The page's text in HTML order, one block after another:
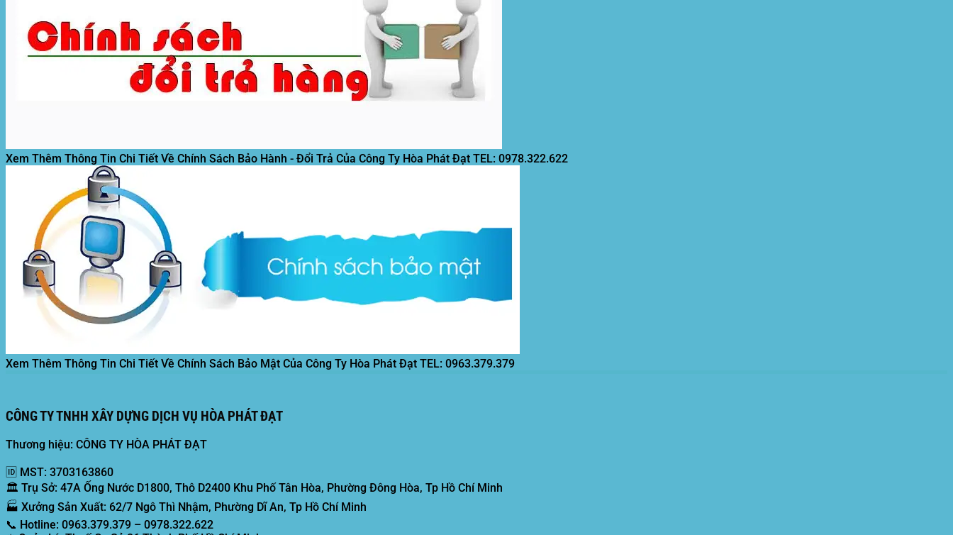
Xem Thêm Thông Tin Chi Tiết Về Chính Sách Bảo Hành - Đổi Trả Của Công Ty Hòa Phát Đạt TEL: 0978.322.622
Xem Thêm Thông Tin Chi Tiết Về Chính Sách Bảo Mật Của Công Ty Hòa Phát Đạt TEL: 0963.379.379
CÔNG TY TNHH XÂY DỰNG DỊCH VỤ HÒA PHÁT ĐẠT
Thương hiệu: CÔNG TY HÒA PHÁT ĐẠT
🆔 MST: 3703163860
🏛️ Trụ Sở: 47A Ống Nước D1800, Thô D2400 Khu Phố Tân Hòa, Phường Đông Hòa, Tp Hồ Chí Minh
🏭 Xưởng Sản Xuất: 62/7 Ngô Thì Nhậm, Phường Dĩ An, Tp Hồ Chí Minh
📞 Hotline: 0963.379.379 – 0978.322.622